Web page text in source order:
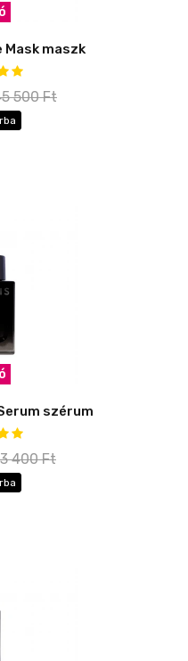
Mask maszk
500 Ft
szérum
400 Ft